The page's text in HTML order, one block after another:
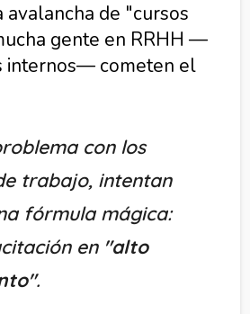
avalancha de "cursos
gente en RRHH —
internos— cometen el
con los
trabajo, intentan
fórmula mágica:
en "alto
.